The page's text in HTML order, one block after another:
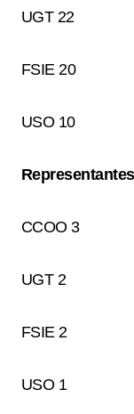
UGT 22
FSIE 20
USO 10
CCOO 3
UGT 2
FSIE 2
USO 1